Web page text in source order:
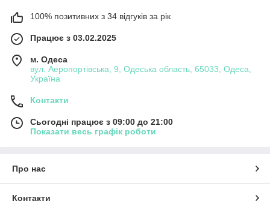
100% позитивних з 34 відгуків за рік
Працює з 03.02.2025
м. Одеса
вул. Аеропортівська, 9, Одеська область, 65033, Одеса,
Україна
Контакти
Сьогодні працює з 09:00 до 21:00
Показати весь графік роботи
Про нас
Контакти